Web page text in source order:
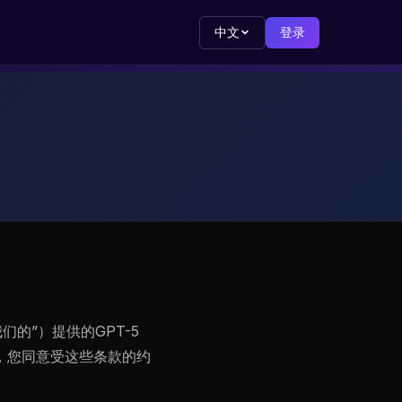
中文 登录
的”）提供的GPT-5
您同意受这些条款的约